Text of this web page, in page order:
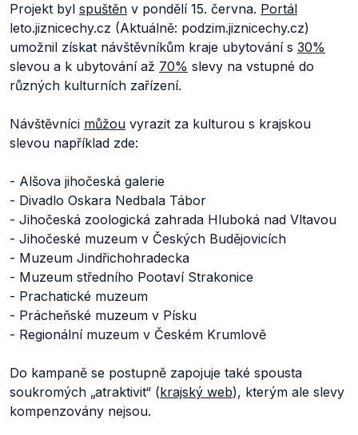
Projekt byl spuštěn v pondělí 15. června. Portál
leto.jiznicechy.cz (Aktuálně: podzim.jiznicechy.cz)
umožnil získat návštěvníkům kraje ubytování s 30%
slevou a k ubytování až 70% slevy na vstupné do
různých kulturních zařízení.
Návštěvníci můžou vyrazit za kulturou s krajskou
slevou například zde:
- Alšova jihočeská galerie
- Divadlo Oskara Nedbala Tábor
- Jihočeská zoologická zahrada Hluboká nad Vltavou
- Jihočeské muzeum v Českých Budějovicích
- Muzeum Jindřichohradecka
- Muzeum středního Pootaví Strakonice
- Prachatické muzeum
- Prácheňské muzeum v Písku
- Regionální muzeum v Českém Krumlově
Do kampaně se postupně zapojuje také spousta
soukromých „atraktivit“ (krajský web), kterým ale slevy
kompenzovány nejsou.